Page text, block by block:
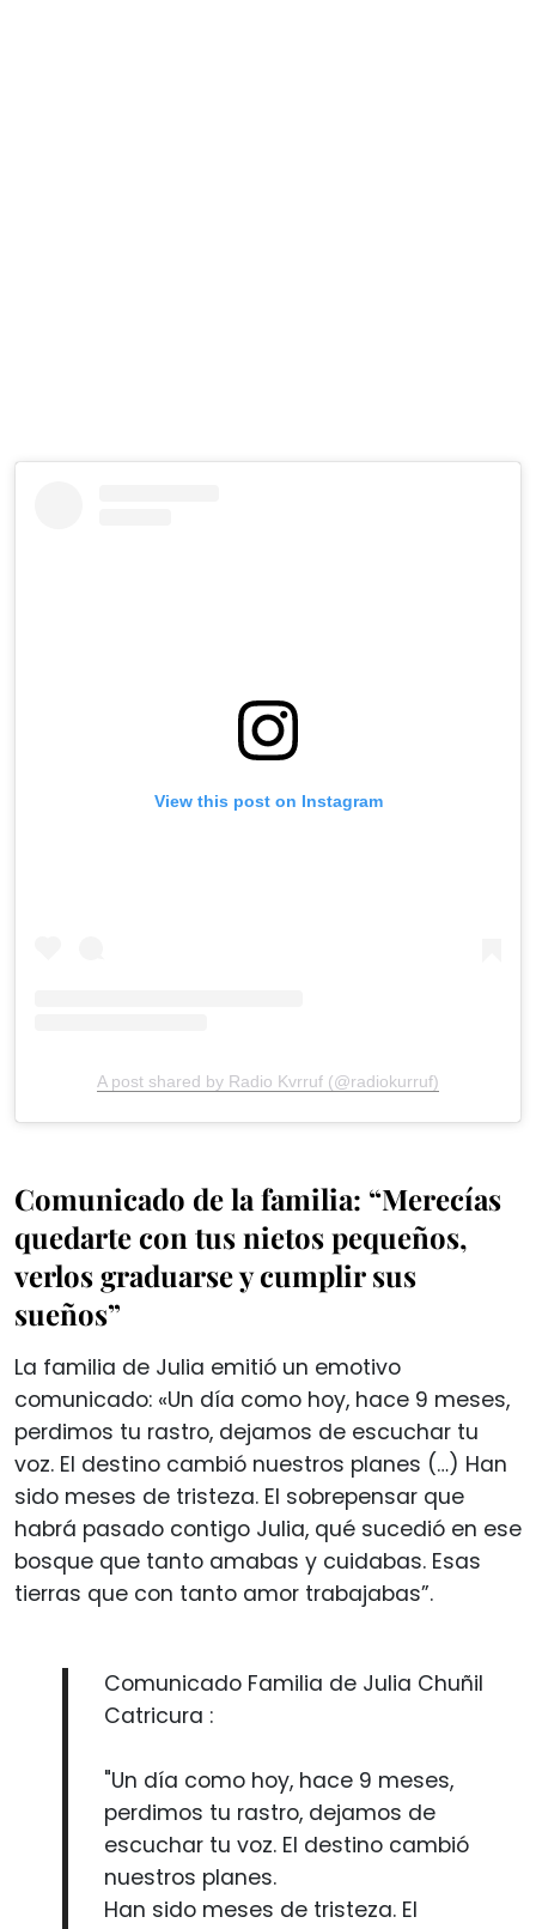
View this post on Instagram
A post shared by Radio Kvrruf (@radiokurruf)
Comunicado de la familia: “Merecías
quedarte con tus nietos pequeños,
verlos graduarse y cumplir sus
sueños”
La familia de Julia emitió un emotivo
comunicado: «Un día como hoy, hace 9 meses,
perdimos tu rastro, dejamos de escuchar tu
voz. El destino cambió nuestros planes (…) Han
sido meses de tristeza. El sobrepensar que
habrá pasado contigo Julia, qué sucedió en ese
bosque que tanto amabas y cuidabas. Esas
tierras que con tanto amor trabajabas”.
Comunicado Familia de Julia Chuñil
Catricura :
"Un día como hoy, hace 9 meses,
perdimos tu rastro, dejamos de
escuchar tu voz. El destino cambió
nuestros planes.
Han sido meses de tristeza. El